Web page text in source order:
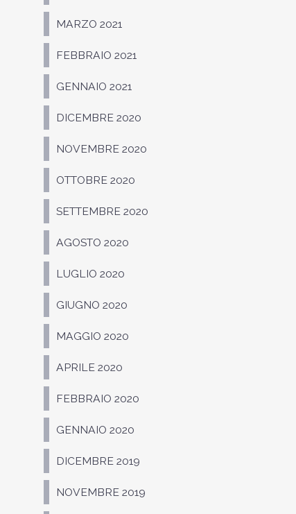
MARZO 2021
FEBBRAIO 2021
GENNAIO 2021
DICEMBRE 2020
NOVEMBRE 2020
OTTOBRE 2020
SETTEMBRE 2020
AGOSTO 2020
LUGLIO 2020
GIUGNO 2020
MAGGIO 2020
APRILE 2020
FEBBRAIO 2020
GENNAIO 2020
DICEMBRE 2019
NOVEMBRE 2019